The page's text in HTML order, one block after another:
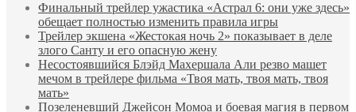
Финальный трейлер ужастика «Астрал 6: они уже здесь»
обещает полностью изменить правила игры
Трейлер экшена «Жестокая ночь 2» показывает в деле
злого Санту и его опасную жену
Несостоявшийся Блэйд Махершала Али резво машет
мечом в трейлере фильма «Твоя мать, твоя мать, твоя
мать»
Позеленевший Джейсон Момоа и боевая магия в первом